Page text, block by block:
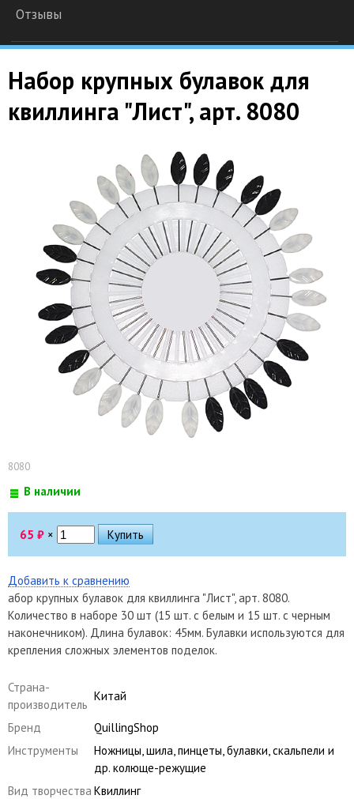
Отзывы
Набор крупных булавок для
квиллинга "Лист", арт. 8080
8080
В наличии
65 ₽ ×
Добавить к сравнению
абор крупных булавок для квиллинга "Лист", арт. 8080.
Количество в наборе 30 шт (15 шт. с белым и 15 шт. с черным
наконечником). Длина булавок: 45мм. Булавки используются для
крепления сложных элементов поделок.
Страна-
производитель
Китай
Бренд
QuillingShop
Инструменты
Ножницы, шила, пинцеты, булавки, скальпели и
др. колюще-режущие
Вид творчества Квиллинг